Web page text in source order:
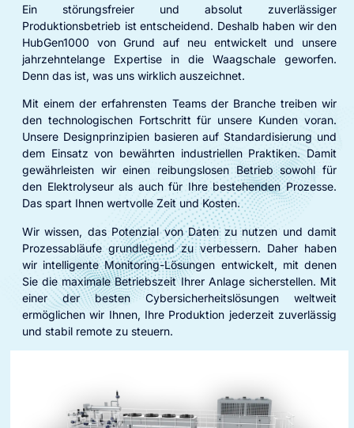
Ein störungsfreier und absolut zuverlässiger
Produktionsbetrieb ist entscheidend. Deshalb haben wir den
HubGen1000 von Grund auf neu entwickelt und unsere
jahrzehntelange Expertise in die Waagschale geworfen.
Denn das ist, was uns wirklich auszeichnet.
Mit einem der erfahrensten Teams der Branche treiben wir
den technologischen Fortschritt für unsere Kunden voran.
Unsere Designprinzipien basieren auf Standardisierung und
dem Einsatz von bewährten industriellen Praktiken. Damit
gewährleisten wir einen reibungslosen Betrieb sowohl für
den Elektrolyseur als auch für Ihre bestehenden Prozesse.
Das spart Ihnen wertvolle Zeit und Kosten.
Wir wissen, das Potenzial von Daten zu nutzen und damit
Prozessabläufe grundlegend zu verbessern. Daher haben
wir intelligente Monitoring-Lösungen entwickelt, mit denen
Sie die maximale Betriebszeit Ihrer Anlage sicherstellen. Mit
einer der besten Cybersicherheitslösungen weltweit
ermöglichen wir Ihnen, Ihre Produktion jederzeit zuverlässig
und stabil remote zu steuern.